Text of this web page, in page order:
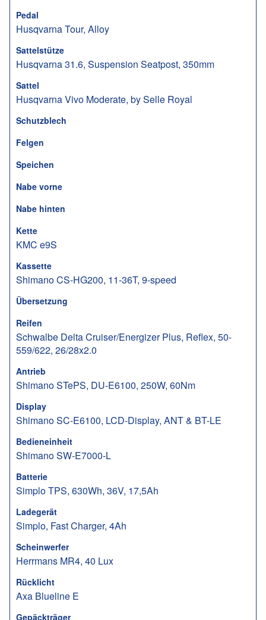
Pedal
Husqvarna Tour, Alloy
Sattelstütze
Husqvarna 31.6, Suspension Seatpost, 350mm
Sattel
Husqvarna Vivo Moderate, by Selle Royal
Schutzblech
Felgen
Speichen
Nabe vorne
Nabe hinten
Kette
KMC e9S
Kassette
Shimano CS-HG200, 11-36T, 9-speed
Übersetzung
Reifen
Schwalbe Delta Cruiser/Energizer Plus, Reflex, 50-
559/622, 26/28x2.0
Antrieb
Shimano STePS, DU-E6100, 250W, 60Nm
Display
Shimano SC-E6100, LCD-Display, ANT & BT-LE
Bedieneinheit
Shimano SW-E7000-L
Batterie
Simplo TPS, 630Wh, 36V, 17,5Ah
Ladegerät
Simplo, Fast Charger, 4Ah
Scheinwerfer
Herrmans MR4, 40 Lux
Rücklicht
Axa Blueline E
Gepäckträger